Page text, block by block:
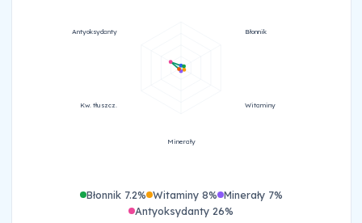
Błonnik
Witaminy
Minerały
Kw. tłuszcz.
Antyoksydanty
Błonnik 7.2% Witaminy 8% Minerały 7%
Antyoksydanty 26%